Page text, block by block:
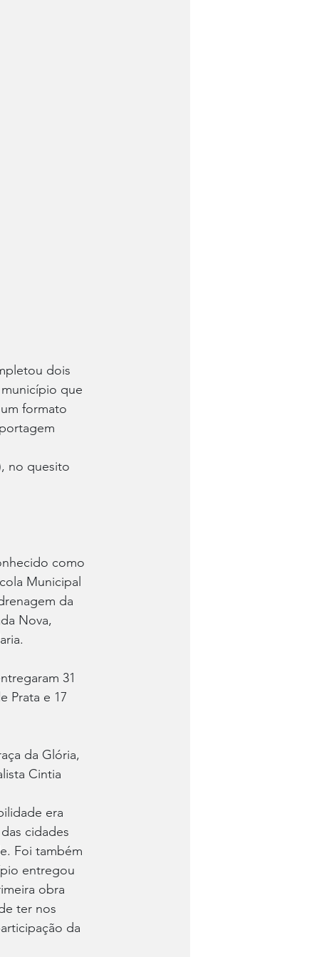
dois
que
formato
no quesito
como
Municipal
da
Nova,
31
Prata e 17
da Glória,
Cintia
era
cidades
Foi também
entregou
obra
ter nos
da